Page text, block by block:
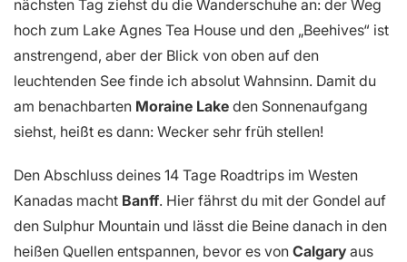
nächsten Tag ziehst du die Wanderschuhe an: der Weg
hoch zum Lake Agnes Tea House und den „Beehives“ ist
anstrengend, aber der Blick von oben auf den
leuchtenden See finde ich absolut Wahnsinn. Damit du
am benachbarten Moraine Lake den Sonnenaufgang
siehst, heißt es dann: Wecker sehr früh stellen!
Den Abschluss deines 14 Tage Roadtrips im Westen
Kanadas macht Banff. Hier fährst du mit der Gondel auf
den Sulphur Mountain und lässt die Beine danach in den
heißen Quellen entspannen, bevor es von Calgary aus